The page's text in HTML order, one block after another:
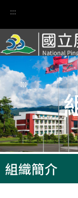
:::
:::
組織簡介